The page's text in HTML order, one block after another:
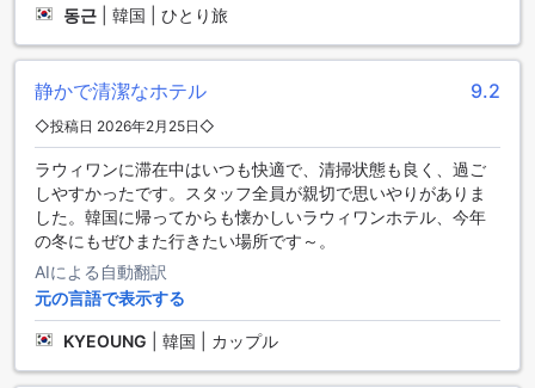
車場を利用できるように、常にお手伝いいたします。バンコ
利です。
ラウィーワン レジデンスのダイニング施設
ラウィーワン レジデンスは、滞在中に快適な食事体験を提供
するさまざまなダイニング施設を備えています。まず、館内
にはレストランがあり、美味しい料理を楽しむことができま
す。ここでは、地元のタイ料理から国際料理まで、幅広いメ
ニューが用意されています。また、レストランは広々とした
空間で、落ち着いた雰囲気の中で食事を楽しむことができま
す。
さらに、ラウィーワン レジデンスでは、客室へのルームサー
ビスも提供しています。疲れた日の夜には、ゆっくりと部屋
で食事を楽しむことができます。メニューには、軽食からフ
동근 韓国 | ひとり旅
静かで清潔なホテル 9.2
◇投稿日 2026年2月25日◇
ラウィワンに滞在中はいつも快適で、清掃状態も良く、過ご
しやすかったです。スタッフ全員が親切で思いやりがありま
した。韓国に帰ってからも懐かしいラウィワンホテル、今年
の冬にもぜひまた行きたい場所です～。
AIによる自動翻訳
元の言語で表示する
KYEOUNG 韓国 | カップル